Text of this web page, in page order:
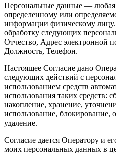
Персональные данные —
определенному или
информации физическому
обработку следующих
Отчество, Адрес электронной
Должность, Телефон.
Настоящее Согласие дано
следующих действий с
использованием средств
использования таких средств:
накопление, хранение,
использование, блокирование,
удаление.
Согласие дается Оператору и
моих персональных данных в